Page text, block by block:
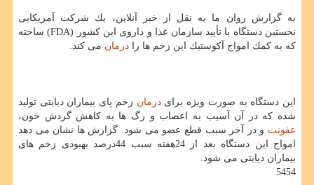
به گزارش روان ما به نقل از خبر آنلاین، یك شركت آمریكایی
نخستین دستگاه با تأیید سازمان غذا و داروی این كشور (FDA) ساخته
كه به كمك امواج آكوستیك این زخم ها را درمان می كند.
این دستگاه به صورت ویژه برایدرمان زخم پای بیماران دیابتی تولید
شده كه در آن آسیب به اعصاب و رگ ها به كاهش گردش خون،
عفونت و در آخر سبب قطع عضو می شود. گزارش ها نشان می دهد
امواج این دستگاه بعد از 24هفته سبب 44درصد بهبودی زخم های
بیماران دیابتی می شود.
5454